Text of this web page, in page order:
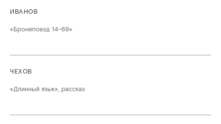
ИВАНОВ
«Бронепоезд 14-69»
ЧЕХОВ
«Длинный язык», рассказ